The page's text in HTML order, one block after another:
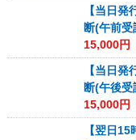
【当日
断(午前受
15,000円
【当日
断(午後受
15,000円
【翌日